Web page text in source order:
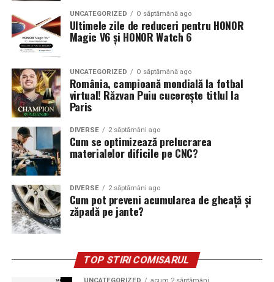
UNCATEGORIZED O săptămână ago
Ultimele zile de reduceri pentru HONOR
Magic V6 și HONOR Watch 6
UNCATEGORIZED O săptămână ago
România, campioană mondială la fotbal
virtual! Răzvan Puiu cucerește titlul la
Paris
DIVERSE 2 săptămâni ago
Cum se optimizează prelucrarea
materialelor dificile pe CNC?
DIVERSE 2 săptămâni ago
Cum pot preveni acumularea de gheață și
zăpadă pe jante?
TOP STIRI COMISARUL